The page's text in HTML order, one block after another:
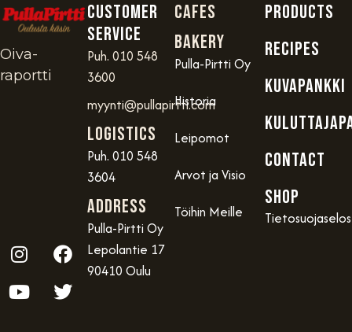
Oiva-
raportti
Customer
service
Puh. 010 548
3600
myynti@pullapirtti.com
Logistics
Puh. 010 548
3604
Address
Pulla-Pirtti Oy
Lepolantie 17
90410 Oulu
Cafes
Bakery
Pulla-Pirtti Oy
Historia
Leipomot
Arvot ja Visio
Töihin Meille
PRODUCTS
RECIPES
KUVAPANKKI
CONTACT
SHOP